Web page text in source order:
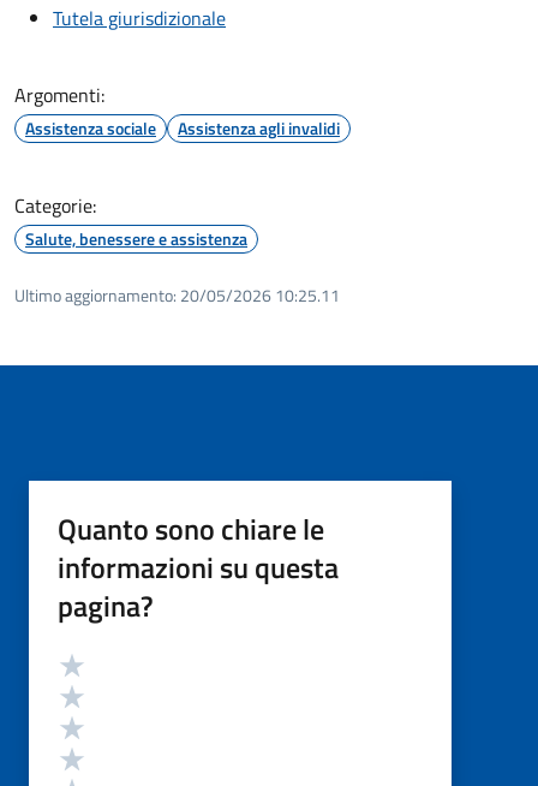
Tutela giurisdizionale
Argomenti:
Assistenza sociale Assistenza agli invalidi
Categorie:
Salute, benessere e assistenza
Ultimo aggiornamento: 20/05/2026 10:25.11
Quanto sono chiare le
informazioni su questa
pagina?
Valutazione